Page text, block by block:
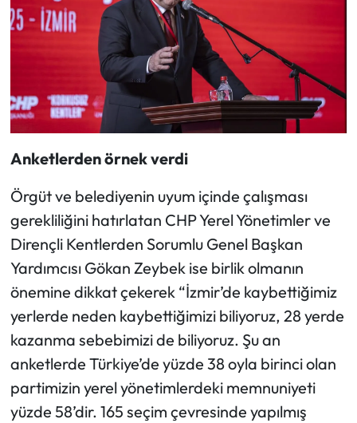
Anketlerden örnek verdi
Örgüt ve belediyenin uyum içinde çalışması
gerekliliğini hatırlatan CHP Yerel Yönetimler ve
Dirençli Kentlerden Sorumlu Genel Başkan
Yardımcısı Gökan Zeybek ise birlik olmanın
önemine dikkat çekerek “İzmir’de kaybettiğimiz
yerlerde neden kaybettiğimizi biliyoruz, 28 yerde
kazanma sebebimizi de biliyoruz. Şu an
anketlerde Türkiye’de yüzde 38 oyla birinci olan
partimizin yerel yönetimlerdeki memnuniyeti
yüzde 58’dir. 165 seçim çevresinde yapılmış